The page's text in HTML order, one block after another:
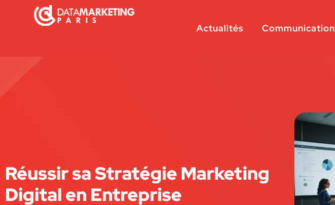
Actualités Communication
Réussir sa Stratégie Marketing
Digital en Entreprise